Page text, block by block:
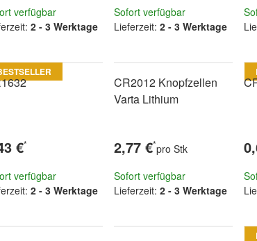
verfügbar
2 - 3 Werktage
Sofort verfügbar
Lieferzeit: 2 - 3 Werktage
€*
verfügbar
2 - 3 Werktage
CR2012 Knopfzellen
Varta Lithium
2,77 €*pro Stk
Sofort verfügbar
Lieferzeit: 2 - 3 Werktage